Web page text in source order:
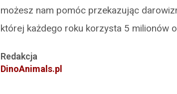
możesz nam pomóc przekazując
której każdego roku korzysta 5 milionów
Redakcja
DinoAnimals.pl